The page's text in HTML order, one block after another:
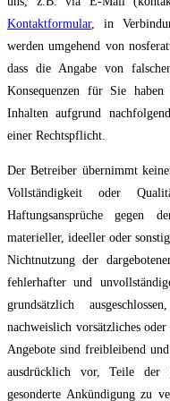
Kontaktformular, in
werden umgehend von
dass die Angabe von
Konsequenzen für Sie
Inhalten aufgrund
einer Rechtspflicht.
Der Betreiber übernimmt
Vollständigkeit oder
Haftungsansprüche gegen
materieller, ideeller oder
Nichtnutzung der
fehlerhafter und
grundsätzlich
nachweislich vorsätzliches
Angebote sind freibleibend
ausdrücklich vor, Teile der
gesonderte Ankündigung zu